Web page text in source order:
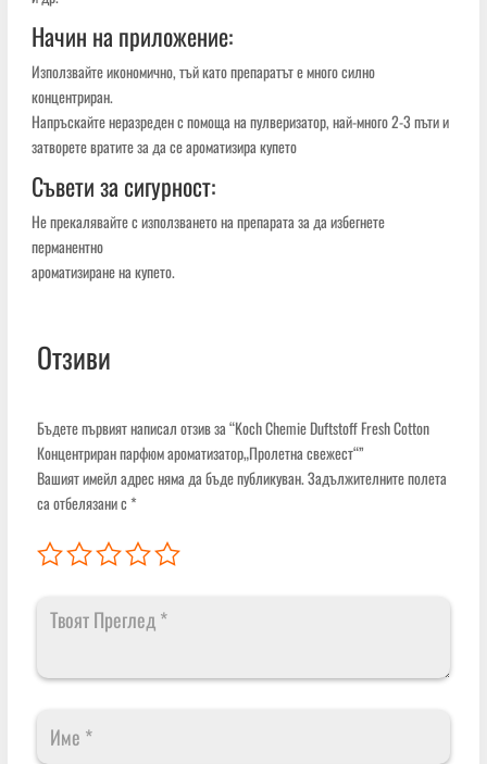
Начин на приложение:
Използвайте икономично, тъй като препаратът е много силно
концентриран.
Напръскайте неразреден с помоща на пулверизатор, най-много 2-3 пъти и
затворете вратите за да се ароматизира купето
Съвети за сигурност:
Не прекалявайте с използването на препарата за да избегнете
перманентно
ароматизиране на купето.
Отзиви
Бъдете първият написал отзив за “Koch Chemie Duftstoff Fresh Cotton
Концентриран парфюм ароматизатор„Пролетна свежест“”
Вашият имейл адрес няма да бъде публикуван.Задължителните полета
са отбелязани с*